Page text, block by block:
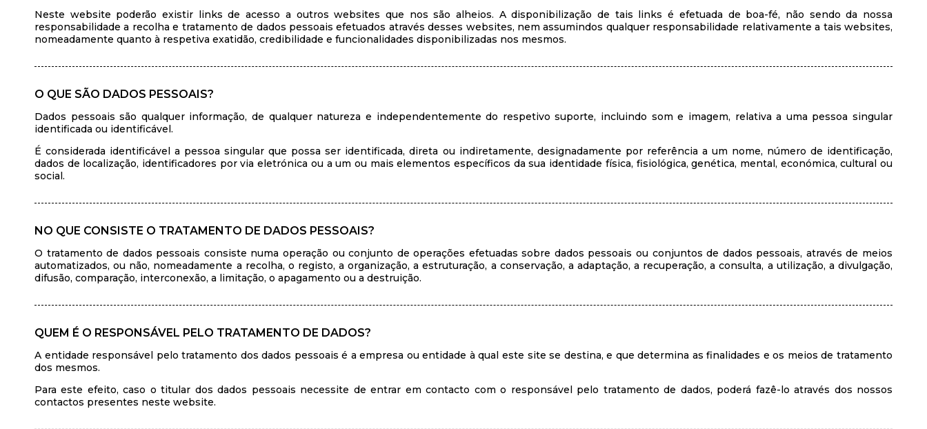
Neste website poderão existir links de acesso a outros websites que nos são alheios. A disponibilização de tais links é efetuada de boa-fé, não sendo da nossa
responsabilidade a recolha e tratamento de dados pessoais efetuados através desses websites, nem assumindos qualquer responsabilidade relativamente a tais websites,
nomeadamente quanto à respetiva exatidão, credibilidade e funcionalidades disponibilizadas nos mesmos.
O QUE SÃO DADOS PESSOAIS?
Dados pessoais são qualquer informação, de qualquer natureza e independentemente do respetivo suporte, incluindo som e imagem, relativa a uma pessoa singular
identificada ou identificável.
É considerada identificável a pessoa singular que possa ser identificada, direta ou indiretamente, designadamente por referência a um nome, número de identificação,
dados de localização, identificadores por via eletrónica ou a um ou mais elementos específicos da sua identidade física, fisiológica, genética, mental, económica, cultural ou
social.
NO QUE CONSISTE O TRATAMENTO DE DADOS PESSOAIS?
O tratamento de dados pessoais consiste numa operação ou conjunto de operações efetuadas sobre dados pessoais ou conjuntos de dados pessoais, através de meios
automatizados, ou não, nomeadamente a recolha, o registo, a organização, a estruturação, a conservação, a adaptação, a recuperação, a consulta, a utilização, a divulgação,
difusão, comparação, interconexão, a limitação, o apagamento ou a destruição.
QUEM É O RESPONSÁVEL PELO TRATAMENTO DE DADOS?
A entidade responsável pelo tratamento dos dados pessoais é a empresa ou entidade à qual este site se destina, e que determina as finalidades e os meios de tratamento
dos mesmos.
Para este efeito, caso o titular dos dados pessoais necessite de entrar em contacto com o responsável pelo tratamento de dados, poderá fazê-lo através dos nossos
contactos presentes neste website.